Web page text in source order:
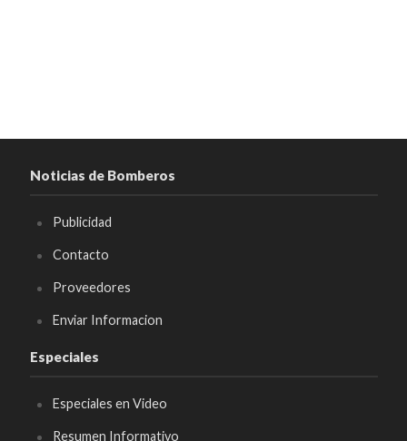
Noticias de Bomberos
Publicidad
Contacto
Proveedores
Enviar Informacion
Especiales
Especiales en Video
Resumen Informativo